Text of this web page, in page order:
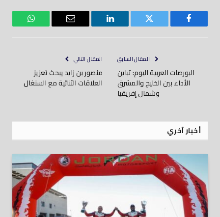
فيسبوك تويتر لينكدود
بريد
واتساب
المقال السابق
البورصات العربية اليوم: تباين
الأداء بين الخليج والمشرق
وشمال إفريقيا
المقال التالي
منصور بن زايد يبحث تعزيز
العلاقات الثنائية مع السنغال
أخبار آخري